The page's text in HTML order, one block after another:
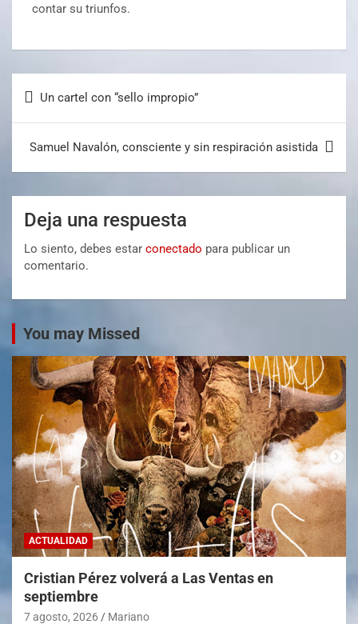
contar su triunfos.
Un cartel con “sello impropio”
Samuel Navalón, consciente y sin respiración asistida
Deja una respuesta
Lo siento, debes estar conectado para publicar un
comentario.
You may Missed
ACTUALIDAD
Cristian Pérez volverá a Las Ventas en
septiembre
7 agosto, 2026 Mariano